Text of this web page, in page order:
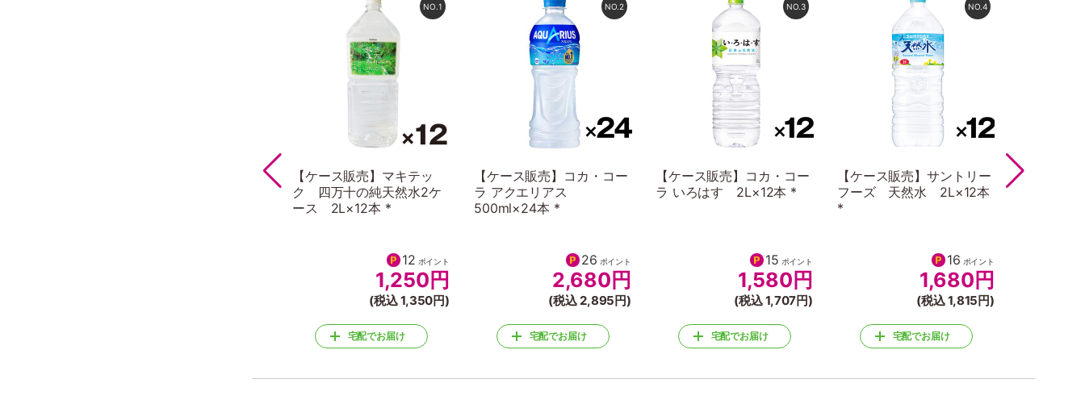
NO. 1
【ケース販売】マキテッ
ク 四万十の純天然水2ケ
ース 2L×12本 *
12 ポイント
1,250 円
(税込 1,350円)
宅配でお届け
NO. 2
【ケース販売】コカ・コー
ラ アクエリアス
500ml×24本 *
26 ポイント
2,680 円
(税込 2,895円)
宅配でお届け
NO.3
【ケース販売】コカ・コー
ラ いろはす 2L×12本 *
15 ポイント
1,580 円
(税込 1,707円)
宅配でお届け
NO.4
【ケース販売】サントリー
フーズ 天然水 2L×12本
*
16 ポイント
1,680 円
(税込 1,815円)
宅配でお届け
【ケース